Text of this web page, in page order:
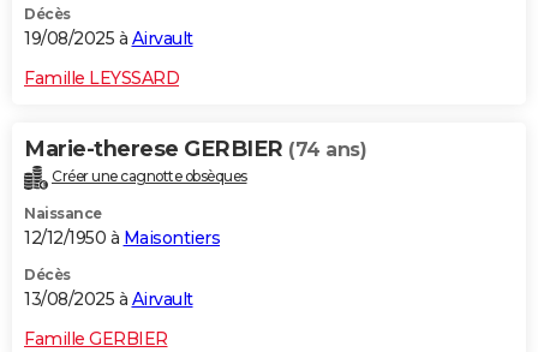
Décès
19/08/2025 à Airvault
Famille LEYSSARD
Marie-therese GERBIER (74 ans)
Créer une cagnotte obsèques
Naissance
12/12/1950 à Maisontiers
Décès
13/08/2025 à Airvault
Famille GERBIER